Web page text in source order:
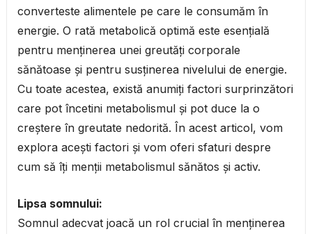
converteste alimentele pe care le consumăm în
energie. O rată metabolică optimă este esențială
pentru menținerea unei greutăți corporale
sănătoase și pentru susținerea nivelului de energie.
Cu toate acestea, există anumiți factori surprinzători
care pot încetini metabolismul și pot duce la o
creștere în greutate nedorită. În acest articol, vom
explora acești factori și vom oferi sfaturi despre
cum să îți menții metabolismul sănătos și activ.
Lipsa somnului:
Somnul adecvat joacă un rol crucial în menținerea